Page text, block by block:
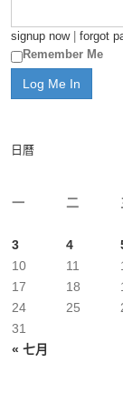
signup now| forgot
Remember Me
日曆
一
二
« 七月
3
4
10
11
17
18
24
25
31